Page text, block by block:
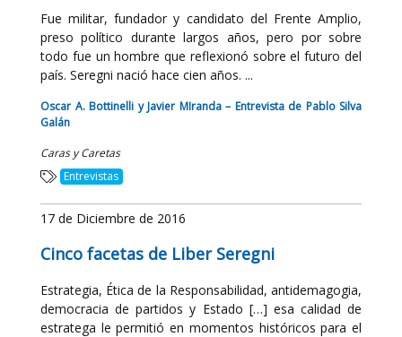
Fue militar, fundador y candidato del Frente Amplio,
preso político durante largos años, pero por sobre
todo fue un hombre que reflexionó sobre el futuro del
país. Seregni nació hace cien años. ...
Oscar A. Bottinelli y Javier MIranda – Entrevista de Pablo Silva
Galán
Caras y Caretas
Entrevistas
17 de Diciembre de 2016
Cinco facetas de Liber Seregni
Estrategia, Ética de la Responsabilidad, antidemagogia,
democracia de partidos y Estado […] esa calidad de
estratega le permitió en momentos históricos para el